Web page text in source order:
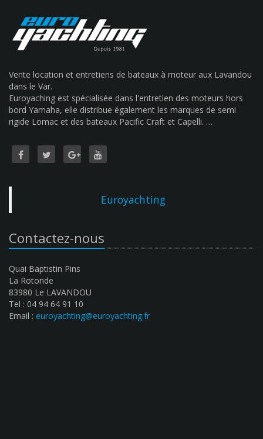
Vente location et entretiens de bateaux à moteur aux Lavandou
dans le Var.
Euroyaching est spécialisée dans l'entretien des moteurs hors
bord Yamaha, elle distribue également les marques de semi
rigide Lomac et des bateaux Pacific Craft et Capelli. …
Euroyachting
Contactez-nous
Quai Baptistin Pins
La Rotonde
83980 Le LAVANDOU
Tel : 04 94 64 91 10
Email : euroyachting@euroyachting.fr